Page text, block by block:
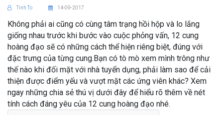
Tinh To 14-09-2017
Không phải ai cũng có cùng tâm trạng hồi hộp và lo lắng
giống nhau trước khi bước vào cuộc phỏng vấn, 12 cung
hoàng đạo sẽ có những cách thể hiện riêng biệt, đúng với
đặc trưng của từng cung.Bạn có tò mò xem mình trông như
thế nào khi đối mặt với nhà tuyển dụng, phải làm sao để cải
thiện được điểm yếu và vượt mặt các ứng viên khác? Xem
ngay những chia sẻ thú vị dưới đây để hiểu rõ thêm về nét
tính cách đáng yêu của 12 cung hoàng đạo nhé.